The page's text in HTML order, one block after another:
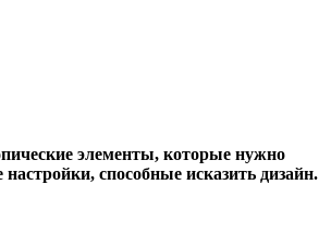
элементы, которые нужно
способные исказить дизайн.